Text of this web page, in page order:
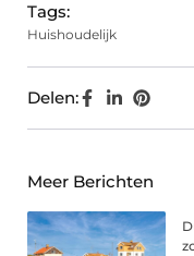
Tags:
Huishoudelijk
Delen:
Meer Berichten